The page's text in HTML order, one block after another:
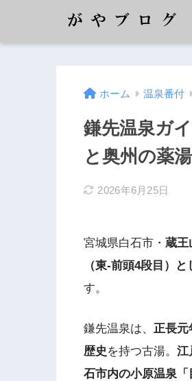
ホーム 温泉番付
鎌先温泉ガ
と奥州の薬湯
2026年6月25日
宮城県白石市・ 蔵王
（東-前頭4段目）
す。
鎌先温泉は、 正長元
歴史 を持つ古湯。 江
石市内の小原温泉